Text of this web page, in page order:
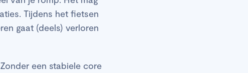
Tijdens het fietsen
gaat (deels) verloren
een stabiele core